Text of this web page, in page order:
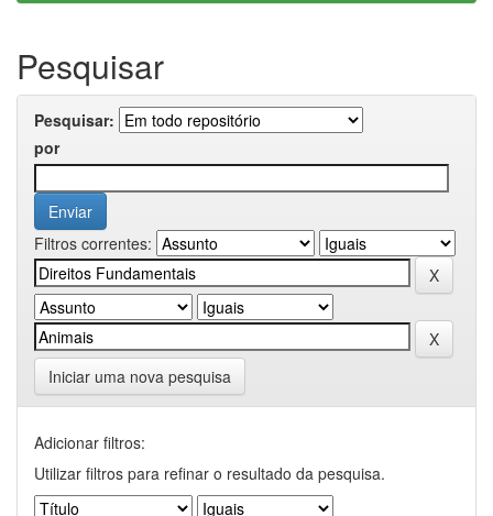
Pesquisar
Pesquisar:
por
Filtros correntes:
Iniciar uma nova pesquisa
Adicionar filtros:
Utilizar filtros para refinar o resultado da pesquisa.